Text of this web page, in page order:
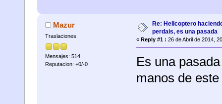
Mazur
Traslaciones
Mensajes: 514
Reputacion: +0/-0
Re: Helicoptero
perdais, es una pasada
« Reply #1 : 26 de Abril de 2014,
Es una
manos de este